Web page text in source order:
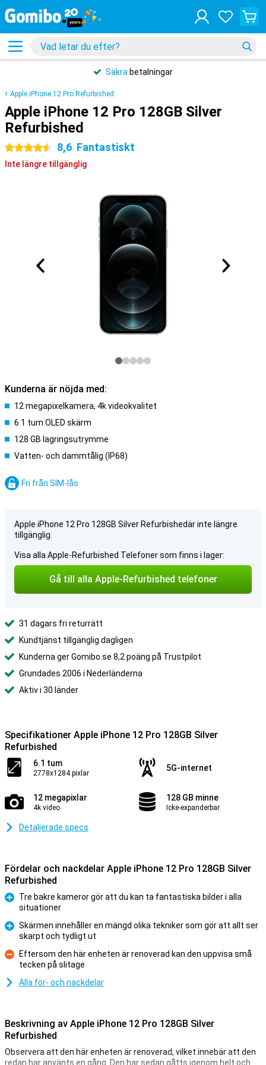
Säkra betalningar
Apple iPhone 12 Pro Refurbished
Apple iPhone 12 Pro 128GB Silver
Refurbished
4.5 stjärnor 8,6 Fantastiskt
Inte längre tillgänglig
Kunderna är nöjda med:
12 megapixelkamera, 4k videokvalitet
6.1 tum OLED skärm
128 GB lagringsutrymme
Vatten- och dammtålig (IP68)
Fri från SIM-lås
Apple iPhone 12 Pro 128GB Silver Refurbishedär inte längre
tillgänglig.
Visa alla Apple-Refurbished Telefoner som finns i lager:
Gå till alla Apple-Refurbished telefoner
31 dagars fri returrätt
Kundtjänst tillgänglig dagligen
Kunderna ger Gomibo.se 8,2 poäng på Trustpilot
Grundades 2006 i Nederländerna
Aktiv i 30 länder
Specifikationer Apple iPhone 12 Pro 128GB Silver
Refurbished
6.1 tum
2778x1284 pixlar
5G-internet
12 megapixlar
4k video
128 GB minne
Icke-expanderbar
Detaljerade specs
Fördelar och nackdelar Apple iPhone 12 Pro 128GB Silver
Refurbished
Fördelar
Tre bakre kameror gör att du kan ta fantastiska bilder i alla
situationer
Fördelar
Skärmen innehåller en mängd olika tekniker som gör att allt ser
skarpt och tydligt ut
Nackdelar
Eftersom den här enheten är renoverad kan den uppvisa små
tecken på slitage
Alla för- och nackdelar
Beskrivning av Apple iPhone 12 Pro 128GB Silver
Refurbished
Observera att den här enheten är renoverad, vilket innebär att den
redan har använts en gång. Den har sedan gåtts igenom helt och